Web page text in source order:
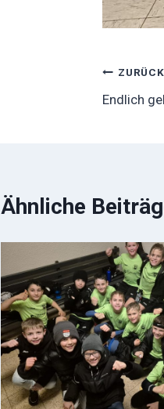
ZURÜCK
Endlich
Ähnliche